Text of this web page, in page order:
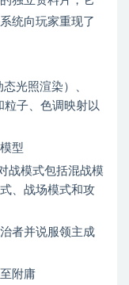
统向玩家重现了
光照渲染）、
粒子、色调映射以
型
战模式包括混战模
、战场模式和攻
者并说服领主成
附庸